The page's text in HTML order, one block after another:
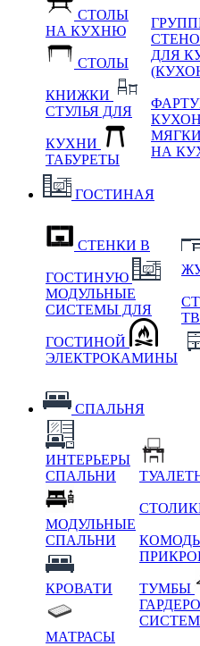
СТОЛЫ
НА КУХНЮ
СТОЛЫ
КНИЖКИ
СТУЛЬЯ ДЛЯ
КУХНИ
ТАБУРЕТЫ
ДЛЯ
НА
ГОСТИНАЯ
СТЕНКИ В
ГОСТИНУЮ
МОДУЛЬНЫЕ
СИСТЕМЫ ДЛЯ
ГОСТИНОЙ
ЭЛЕКТРОКАМИНЫ
СПАЛЬНЯ
ИНТЕРЬЕРЫ
СПАЛЬНИ
МОДУЛЬНЫЕ
СПАЛЬНИ
КРОВАТИ
МАТРАСЫ
ТУМБЫ